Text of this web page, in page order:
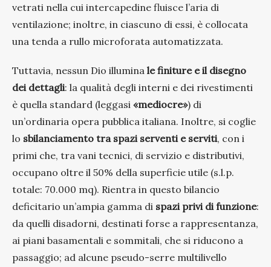
vetrati nella cui intercapedine fluisce l’aria di
ventilazione; inoltre, in ciascuno di essi, è collocata
una tenda a rullo microforata automatizzata.
Tuttavia, nessun Dio illumina le finiture e il disegno
dei dettagli: la qualità degli interni e dei rivestimenti
è quella standard (leggasi «mediocre») di
un’ordinaria opera pubblica italiana. Inoltre, si coglie
lo sbilanciamento tra spazi serventi e serviti, con i
primi che, tra vani tecnici, di servizio e distributivi,
occupano oltre il 50% della superficie utile (s.l.p.
totale: 70.000 mq). Rientra in questo bilancio
deficitario un’ampia gamma di spazi privi di funzione:
da quelli disadorni, destinati forse a rappresentanza,
ai piani basamentali e sommitali, che si riducono a
passaggio; ad alcune pseudo-serre multilivello